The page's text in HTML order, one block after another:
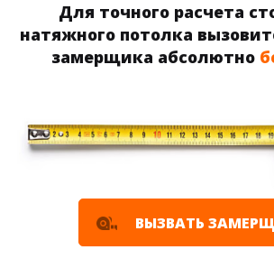
Для точного расчета
натяжного потолка
замерщика абсолютно
ВЫЗВАТЬ